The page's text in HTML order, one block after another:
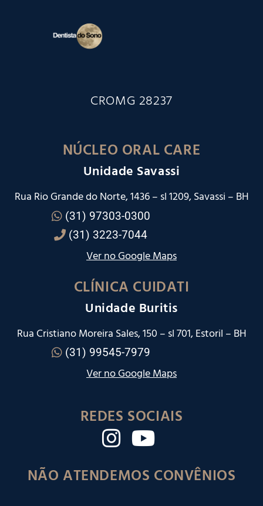
CROMG 28237
NÚCLEO ORAL CARE
Unidade Savassi
Rua Rio Grande do Norte, 1436 – sl 1209, Savassi – BH
(31) 97303-0300
(31) 3223-7044
Ver no Google Maps
CLÍNICA CUIDATI
Unidade Buritis
Rua Cristiano Moreira Sales, 150 – sl 701, Estoril – BH
(31) 99545-7979
Ver no Google Maps
REDES SOCIAIS
NÃO ATENDEMOS CONVÊNIOS